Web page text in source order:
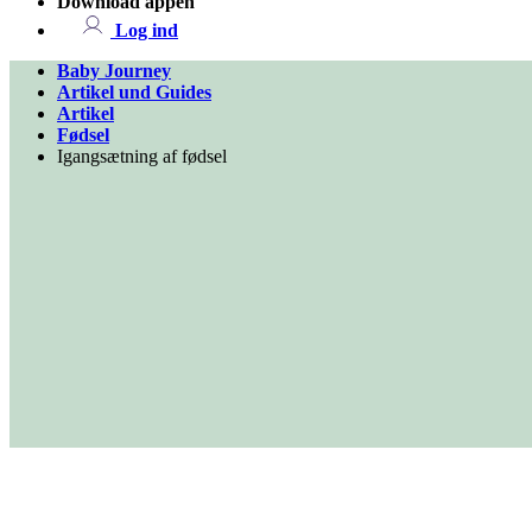
Log ind
Baby Journey
Artikel und Guides
Artikel
Fødsel
Igangsætning af fødsel